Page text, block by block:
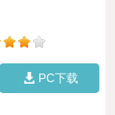
PC下载